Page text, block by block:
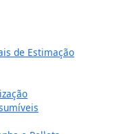
de Estimação